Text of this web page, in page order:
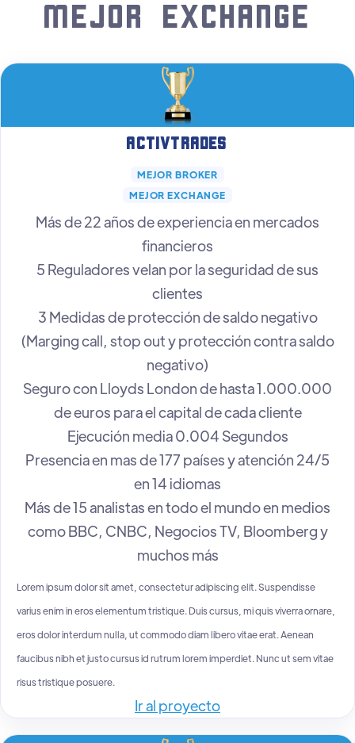
Mejor Exchange
ActivTrades
MEJOR BROKER
MEJOR EXCHANGE
Más de 22 años de experiencia en mercados
financieros
5 Reguladores velan por la seguridad de sus
clientes
3 Medidas de protección de saldo negativo
(Marging call, stop out y protección contra saldo
negativo)
Seguro con Lloyds London de hasta 1.000.000
de euros para el capital de cada cliente
Ejecución media 0.004 Segundos
Presencia en mas de 177 países y atención 24/5
en 14 idiomas
Más de 15 analistas en todo el mundo en medios
como BBC, CNBC, Negocios TV, Bloomberg y
muchos más
Lorem ipsum dolor sit amet, consectetur adipiscing elit. Suspendisse
varius enim in eros elementum tristique. Duis cursus, mi quis viverra ornare,
eros dolor interdum nulla, ut commodo diam libero vitae erat. Aenean
faucibus nibh et justo cursus id rutrum lorem imperdiet. Nunc ut sem vitae
risus tristique posuere.
Ir al proyecto